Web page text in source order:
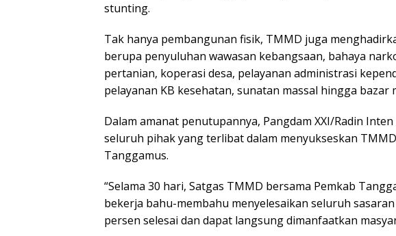
stunting.
Tak hanya pembangunan fisik, TMMD juga
berupa penyuluhan wawasan kebangsaan, bahaya
pertanian, koperasi desa, pelayanan administrasi
pelayanan KB kesehatan, sunatan massal hingga bazar
Dalam amanat penutupannya, Pangdam XXI/Radin
seluruh pihak yang terlibat dalam menyukseskan
Tanggamus.
“Selama 30 hari, Satgas TMMD bersama Pemkab
bekerja bahu-membahu menyelesaikan seluruh
persen selesai dan dapat langsung dimanfaatkan